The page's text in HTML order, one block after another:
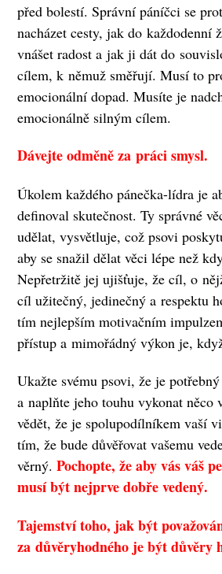
před bolestí. Správní páníčci se
nacházet cesty, jak do každodenní
vnášet radost a jak ji dát do
cílem, k němuž směřují. Musí to
emocionální dopad. Musíte je
emocionálně silným cílem.
Dávejte odměně za práci smysl.
Úkolem každého pánečka-lídra je
definoval skutečnost. Ty správné
udělat, vysvětluje, což psovi
aby se snažil dělat věci lépe než
Nepřetržitě jej ujišťuje, že cíl, o
cíl užitečný, jedinečný a respektu
tím nejlepším motivačním
přístup a mimořádný výkon je,
Ukažte svému psovi, že je
a naplňte jeho touhu vykonat něco
vědět, že je spolupodílníkem vaší
tím, že bude důvěřovat vašemu
věrný.Pochopte, že aby vás váš
musí být nejprve dobře vedený.
Tajemství toho, jak být
za důvěryhodného je být důvěry